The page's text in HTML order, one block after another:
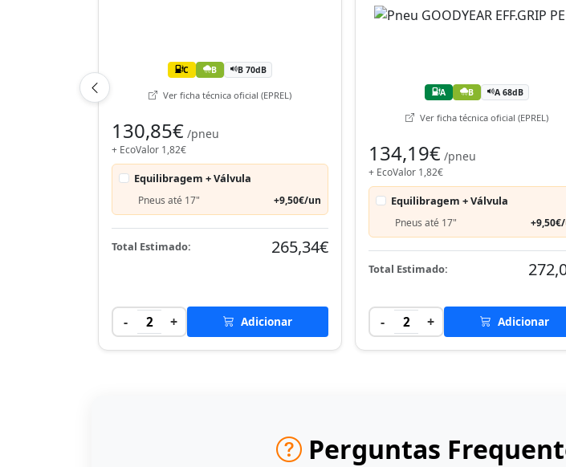
C B B 70dB
Ver ficha técnica oficial (EPREL)
130,85€ /pneu
+ EcoValor 1,82€
Equilibragem + Válvula
Pneus até 17" +9,50€/un
Total Estimado: 265,34€
- 2 + Adicionar
A B A 68dB
Ver ficha técnica oficial (EPREL)
134,19€ /pneu
+ EcoValor 1,82€
Equilibragem + Válvula
Pneus até 17"
Total Estimado:
- 2 + Adicionar
Perguntas